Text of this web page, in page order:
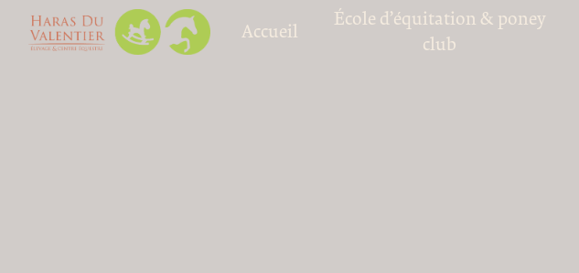
Accueil
École d’équitation & poney
club
Panneau de gestion des cookies